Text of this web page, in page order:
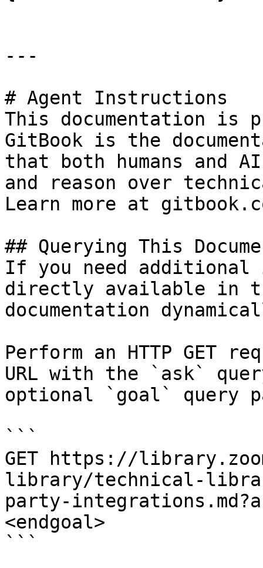
---
# Agent Instructions
This documentation is
GitBook is the
that both humans and
and reason over
Learn more at
## Querying This
If you need
directly available in
documentation
Perform an HTTP GET
URL with the `ask`
optional `goal` query
```
GET https://
library/technical-
party-
<endgoal>
```